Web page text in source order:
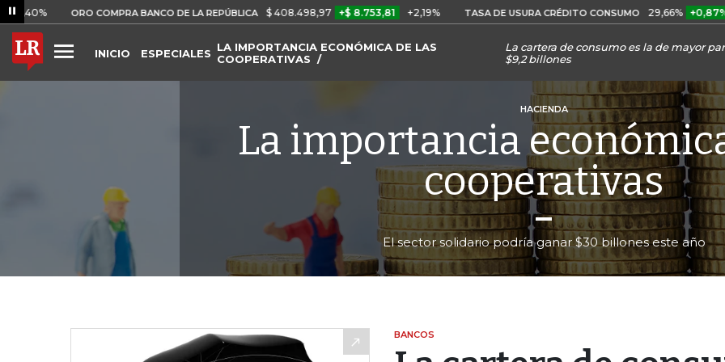
ORO COMPRA BANCO DE LA REPÚBLICA $ 408.498,97 +$ 8.753,81 +2,19% TASA DE USURA CRÉDITO CONSUMO 29,66% +0,87%
INICIO ESPECIALES LA IMPORTANCIA ECONÓMICA DE LAS
COOPERATIVAS
La cartera de consumo es la de mayor
$9,2 billones
HACIENDA
La importancia
cooperativas
El sector solidario podría ganar $30 billones este año
BANCOS